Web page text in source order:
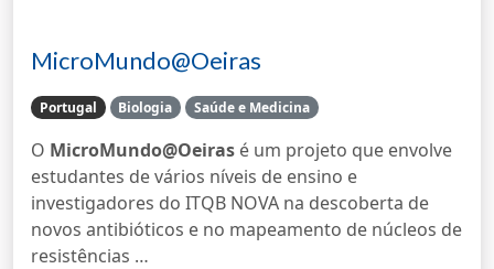
MicroMundo@Oeiras
Portugal Biologia Saúde e Medicina
O MicroMundo@Oeiras é um projeto que envolve
estudantes de vários níveis de ensino e
investigadores do ITQB NOVA na descoberta de
novos antibióticos e no mapeamento de núcleos de
resistências …